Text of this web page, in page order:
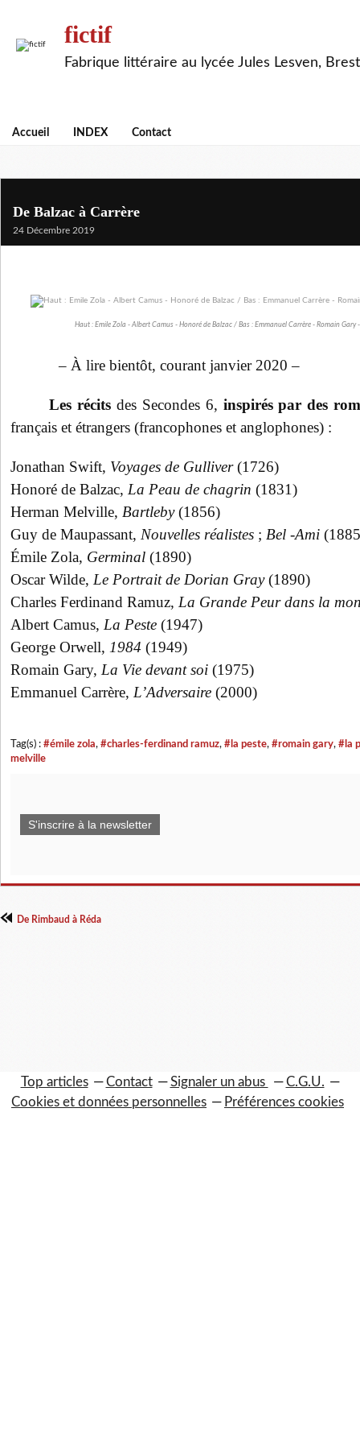
fictif
Fabrique littéraire au lycée Jules Lesven, Brest
Accueil INDEX Contact
De Balzac à Carrère
24 Décembre 2019
Haut : Emile Zola - Albert Camus - Honoré de Balzac / Bas : Emmanuel Carrère - Romain Gary
– À lire bientôt, courant janvier 2020 –
Les récits des Secondes 6, inspirés par des
français et étrangers (francophones et anglophones) :
Jonathan Swift, Voyages de Gulliver(1726)
Honoré de Balzac, La Peau de chagrin (1831)
Herman Melville, Bartleby(1856)
Guy de Maupassant, Nouvelles réalistes ; Bel -Ami
Émile Zola, Germinal (1890)
Oscar Wilde, Le Portrait de Dorian Gray(1890)
Charles Ferdinand Ramuz, La Grande Peur dans la
Albert Camus, La Peste (1947)
George Orwell, 1984 (1949)
Romain Gary, La Vie devant soi (1975)
Emmanuel Carrère, L’Adversaire (2000)
Tag(s) : #émile zola, #charles-ferdinand ramuz, #la peste, #romain gary, #la
melville
S'inscrire à la newsletter
De Rimbaud à Réda
Top articles Contact Signaler un abus
C.G.U.
Cookies et données personnelles
Préférences cookies